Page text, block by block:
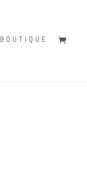
Boutique